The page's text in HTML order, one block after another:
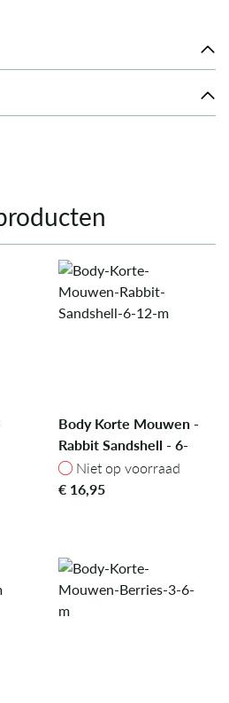
Body Korte Mouwen -
Rabbit Sandshell - 6-
12 m
Niet op voorraad
Niet op voorraad
€ 16,95